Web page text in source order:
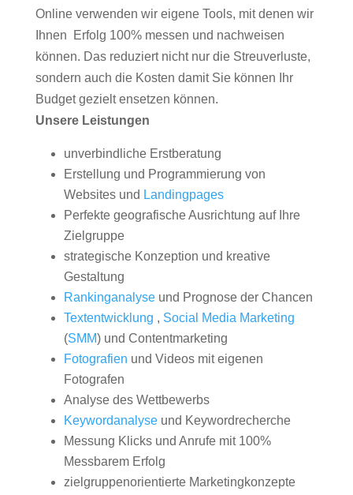
Online verwenden wir eigene Tools, mit denen wir
Ihnen Erfolg 100% messen und nachweisen
können. Das reduziert nicht nur die Streuverluste,
sondern auch die Kosten damit Sie können Ihr
Budget gezielt ensetzen können.
Unsere Leistungen
unverbindliche Erstberatung
Erstellung und Programmierung von
Websites und Landingpages
Perfekte geografische Ausrichtung auf Ihre
Zielgruppe
strategische Konzeption und kreative
Gestaltung
Rankinganalyseund Prognose der Chancen
Textentwicklung , Social Media Marketing
(SMM) und Contentmarketing
Fotografien und Videos mit eigenen
Fotografen
Analyse des Wettbewerbs
Keywordanalyseund Keywordrecherche
Messung Klicks und Anrufe mit 100%
Messbarem Erfolg
zielgruppenorientierte Marketingkonzepte